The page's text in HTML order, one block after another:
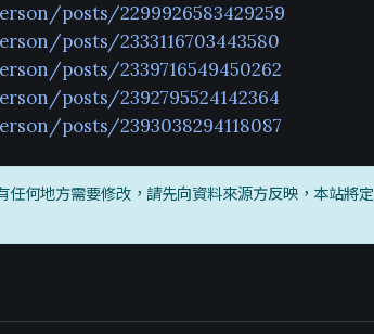
posts/2299926583429259
posts/2333116703443580
posts/2339716549450262
posts/2392795524142364
posts/2393038294118087
何地方需要修改，請先向資料來源方反映，本站將定